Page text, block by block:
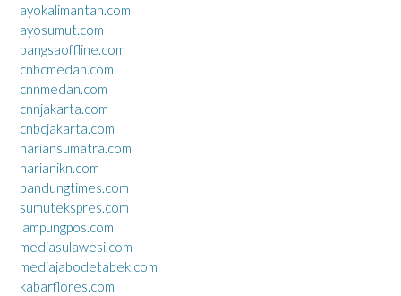
ayokalimantan.com
ayosumut.com
bangsaoffline.com
cnbcmedan.com
cnnmedan.com
cnnjakarta.com
cnbcjakarta.com
hariansumatra.com
harianikn.com
bandungtimes.com
sumutekspres.com
lampungpos.com
mediasulawesi.com
mediajabodetabek.com
kabarflores.com